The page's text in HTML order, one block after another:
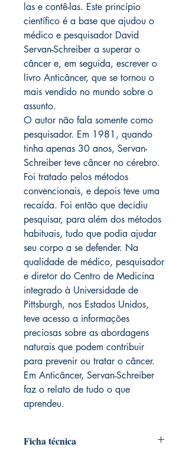
las e contê-las. Este princípio
científico é a base que ajudou o
médico e pesquisador David
Servan-Schreiber a superar o
câncer e, em seguida, escrever o
livro Anticâncer, que se tornou o
mais vendido no mundo sobre o
assunto.
O autor não fala somente como
pesquisador. Em 1981, quando
tinha apenas 30 anos, Servan-
Schreiber teve câncer no cérebro.
Foi tratado pelos métodos
convencionais, e depois teve uma
recaída. Foi então que decidiu
pesquisar, para além dos métodos
habituais, tudo que podia ajudar
seu corpo a se defender. Na
qualidade de médico, pesquisador
e diretor do Centro de Medicina
integrado à Universidade de
Pittsburgh, nos Estados Unidos,
teve acesso a informações
preciosas sobre as abordagens
naturais que podem contribuir
para prevenir ou tratar o câncer.
Em Anticâncer, Servan-Schreiber
faz o relato de tudo o que
aprendeu.
Ficha técnica